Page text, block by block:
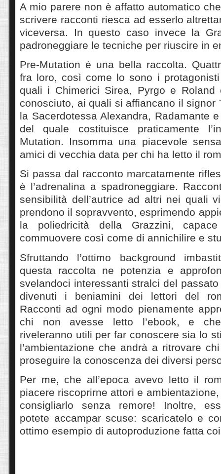
A mio parere non è affatto automatico
scrivere racconti riesca ad esserlo
viceversa. In questo caso invece la
padroneggiare le tecniche per riuscire in
Pre-Mutation è una bella raccolta.
fra loro, così come lo sono i
quali i Chimerici Sirea, Pyrgo e Roland
conosciuto, ai quali si affiancano il signor
la Sacerdotessa Alexandra, Radamante
del quale costituisce praticamente
Mutation. Insomma una piacevole
amici di vecchia data per chi ha letto il
Si passa dal racconto marcatamente
è l’adrenalina a spadroneggiare.
sensibilità dell’autrice ad altri nei quali
prendono il sopravvento, esprimendo
la poliedricità della Grazzini,
commuovere così come di annichilire e
Sfruttando l’ottimo background
questa raccolta ne potenzia e
svelandoci interessanti stralci del
divenuti i beniamini dei lettori del
Racconti ad ogni modo pienamente
chi non avesse letto l’ebook, e
riveleranno utili per far conoscere sia lo
l’ambientazione che andrà a ritrovare
proseguire la conoscenza dei diversi
Per me, che all’epoca avevo letto il
piacere riscoprirne attori e
consigliarlo senza remore! Inoltre,
potete accampar scuse: scaricatelo e
ottimo esempio di autoproduzione fatta